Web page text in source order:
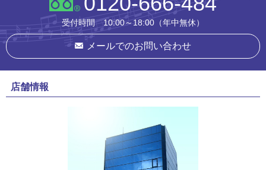
受付時間 10:00～18:00（年中無休）
メールでのお問い合わせ
店舗情報